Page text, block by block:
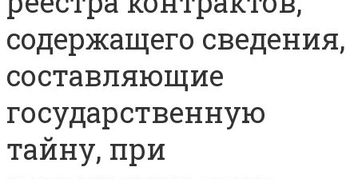
содержащего сведения,
составляющие
государственную
тайну, при